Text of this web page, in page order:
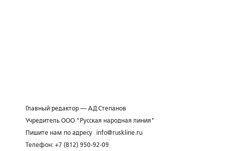
Главный редактор — А.Д.Степанов
Учредитель ООО "Русская народная линия"
Пишите нам по адресу
info@ruskline.ru
Телефон: +7 (812) 950-92-09